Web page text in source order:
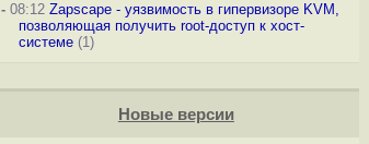
-08:12 Zapscape - уязвимость в гипервизоре KVM,
позволяющая получить root-доступ к хост-
системе(1)
Новые версии